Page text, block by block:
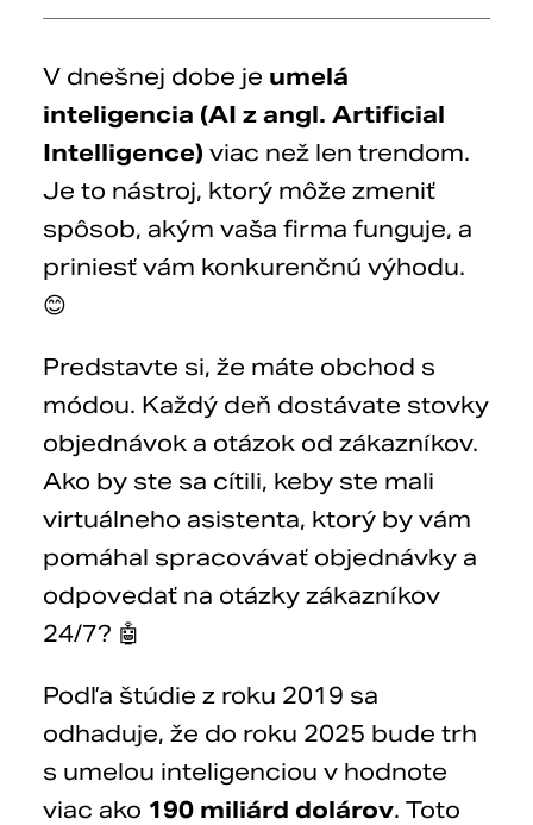
V dnešnej dobe je umelá
inteligencia (AI z angl. Artificial
Intelligence) viac než len trendom.
Je to nástroj, ktorý môže zmeniť
spôsob, akým vaša firma funguje, a
priniesť vám konkurenčnú výhodu.
😊
Predstavte si, že máte obchod s
módou. Každý deň dostávate stovky
objednávok a otázok od zákazníkov.
Ako by ste sa cítili, keby ste mali
virtuálneho asistenta, ktorý by vám
pomáhal spracovávať objednávky a
odpovedať na otázky zákazníkov
24/7? 🤖
Podľa štúdie z roku 2019 sa
odhaduje, že do roku 2025 bude trh
s umelou inteligenciou v hodnote
viac ako 190 miliárd dolárov. Toto